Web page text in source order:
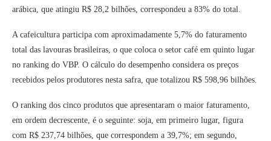
arábica, que atingiu R$ 28,2 bilhões, correspondeu a 83% do total.
A cafeicultura participa com aproximadamente 5,7% do faturamento
total das lavouras brasileiras, o que coloca o setor café em quinto lugar
no ranking do VBP. O cálculo do desempenho considera os preços
recebidos pelos produtores nesta safra, que totalizou R$ 598,96 bilhões.
O ranking dos cinco produtos que apresentaram o maior faturamento,
em ordem decrescente, é o seguinte: soja, em primeiro lugar, figura
com R$ 237,74 bilhões, que correspondem a 39,7%; em segundo,